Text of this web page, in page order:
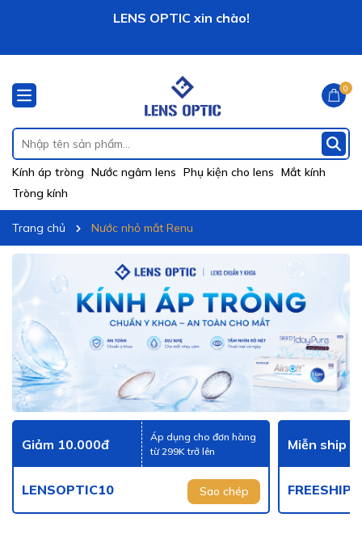
LENS OPTIC xin chào!
Kính áp tròng Nước ngâm lens Phụ kiện cho lens Mắt kính
Tròng kính
0
Trang chủ Nước nhỏ mắt Renu
Giảm 10.000đ
Áp dụng cho đơn hàng
từ 299K trở lên
LENSOPTIC10 Sao chép
Miễn ship
FREESHIP